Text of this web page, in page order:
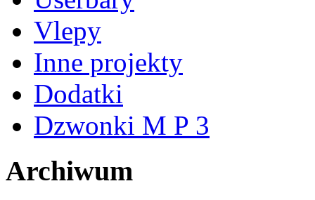
Vlepy
Inne projekty
Dodatki
Dzwonki M P 3
Archiwum